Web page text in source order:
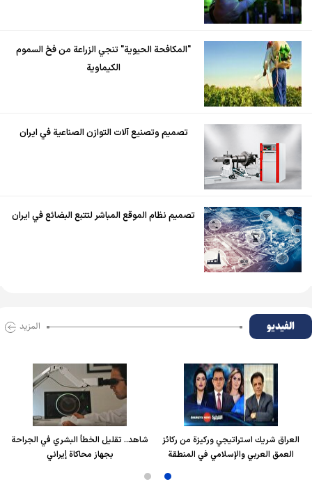
"المكافحة الحيوية" تنجي الزراعة من فخ السموم
الكيماوية
تصميم وتصنيع آلات التوازن الصناعية في ايران
تصميم نظام الموقع المباشر لتتبع البضائع في ايران
الفیدیو المزید
العراق شريك استراتيجي وركيزة من ركائز
العمق العربي والإسلامي في المنطقة
شاهد.. تقليل الخطأ البشري في الجراحة
بجهاز محاكاة إيراني